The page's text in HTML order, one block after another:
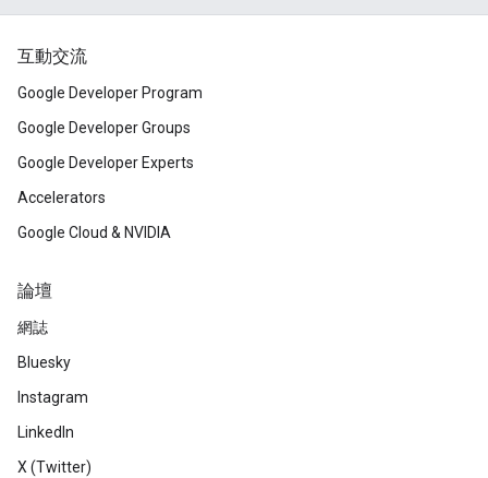
互動交流
Google Developer Program
Google Developer Groups
Google Developer Experts
Accelerators
Google Cloud & NVIDIA
論壇
網誌
Bluesky
Instagram
LinkedIn
X (Twitter)